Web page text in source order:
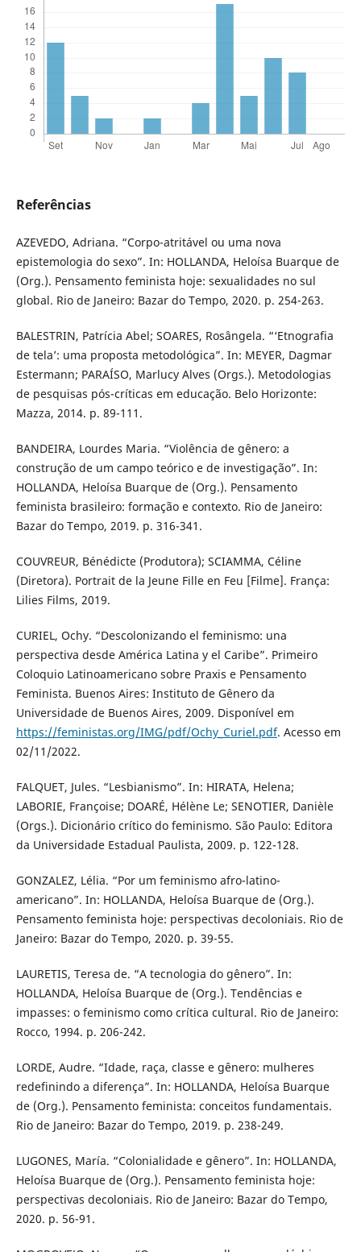
Referências
AZEVEDO, Adriana. “Corpo-atritável ou uma nova
epistemologia do sexo”. In: HOLLANDA, Heloísa Buarque de
(Org.). Pensamento feminista hoje: sexualidades no sul
global. Rio de Janeiro: Bazar do Tempo, 2020. p. 254-263.
BALESTRIN, Patrícia Abel; SOARES, Rosângela. “‘Etnografia
de tela’: uma proposta metodológica”. In: MEYER, Dagmar
Estermann; PARAÍSO, Marlucy Alves (Orgs.). Metodologias
de pesquisas pós-críticas em educação. Belo Horizonte:
Mazza, 2014. p. 89-111.
BANDEIRA, Lourdes Maria. “Violência de gênero: a
construção de um campo teórico e de investigação”. In:
HOLLANDA, Heloísa Buarque de (Org.). Pensamento
feminista brasileiro: formação e contexto. Rio de Janeiro:
Bazar do Tempo, 2019. p. 316-341.
COUVREUR, Bénédicte (Produtora); SCIAMMA, Céline
(Diretora). Portrait de la Jeune Fille en Feu [Filme]. França:
Lilies Films, 2019.
CURIEL, Ochy. “Descolonizando el feminismo: una
perspectiva desde América Latina y el Caribe”. Primeiro
Coloquio Latinoamericano sobre Praxis e Pensamento
Feminista. Buenos Aires: Instituto de Gênero da
Universidade de Buenos Aires, 2009. Disponível em
https://feministas.org/IMG/pdf/Ochy_Curiel.pdf. Acesso em
02/11/2022.
FALQUET, Jules. “Lesbianismo”. In: HIRATA, Helena;
LABORIE, Françoise; DOARÉ, Hélène Le; SENOTIER, Danièle
(Orgs.). Dicionário crítico do feminismo. São Paulo: Editora
da Universidade Estadual Paulista, 2009. p. 122-128.
GONZALEZ, Lélia. “Por um feminismo afro-latino-
americano”. In: HOLLANDA, Heloísa Buarque de (Org.).
Pensamento feminista hoje: perspectivas decoloniais. Rio de
Janeiro: Bazar do Tempo, 2020. p. 39-55.
LAURETIS, Teresa de. “A tecnologia do gênero”. In:
HOLLANDA, Heloísa Buarque de (Org.). Tendências e
impasses: o feminismo como crítica cultural. Rio de Janeiro:
Rocco, 1994. p. 206-242.
LORDE, Audre. “Idade, raça, classe e gênero: mulheres
redefinindo a diferença”. In: HOLLANDA, Heloísa Buarque
de (Org.). Pensamento feminista: conceitos fundamentais.
Rio de Janeiro: Bazar do Tempo, 2019. p. 238-249.
LUGONES, María. “Colonialidade e gênero”. In: HOLLANDA,
Heloísa Buarque de (Org.). Pensamento feminista hoje:
perspectivas decoloniais. Rio de Janeiro: Bazar do Tempo,
2020. p. 56-91.